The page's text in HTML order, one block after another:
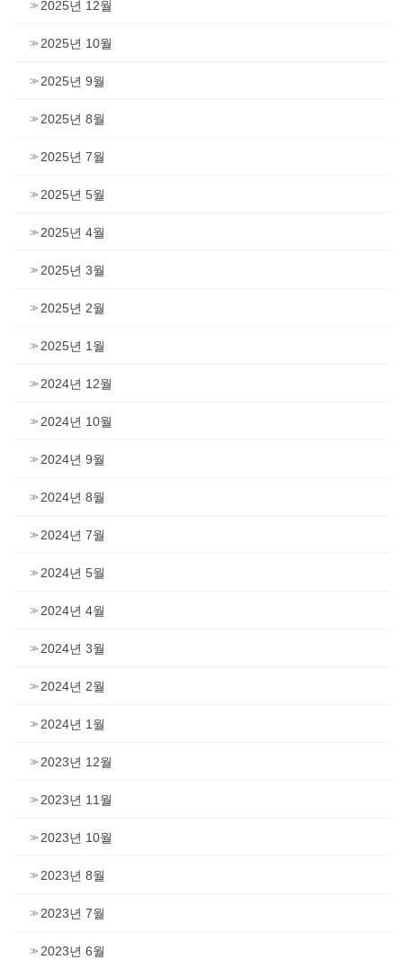
2025년 12월
2025년 10월
2025년 9월
2025년 8월
2025년 7월
2025년 5월
2025년 4월
2025년 3월
2025년 2월
2025년 1월
2024년 12월
2024년 10월
2024년 9월
2024년 8월
2024년 7월
2024년 5월
2024년 4월
2024년 3월
2024년 2월
2024년 1월
2023년 12월
2023년 11월
2023년 10월
2023년 8월
2023년 7월
2023년 6월